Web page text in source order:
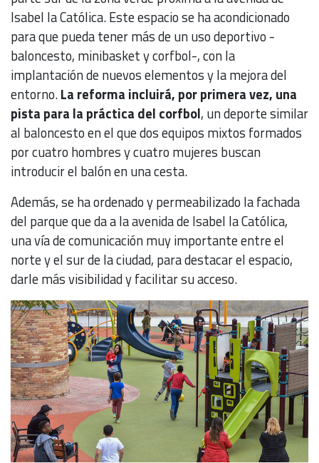
Isabel la Católica. Este espacio se ha acondicionado
para que pueda tener más de un uso deportivo -
baloncesto, minibasket y corfbol-, con la
implantación de nuevos elementos y la mejora del
entorno.La reforma incluirá, por primera vez, una
pista para la práctica del corfbol, un deporte similar
al baloncesto en el que dos equipos mixtos formados
por cuatro hombres y cuatro mujeres buscan
introducir el balón en una cesta.
Además, se ha ordenado y permeabilizado la fachada
del parque que da a la avenida de Isabel la Católica,
una vía de comunicación muy importante entre el
norte y el sur de la ciudad, para destacar el espacio,
darle más visibilidad y facilitar su acceso.